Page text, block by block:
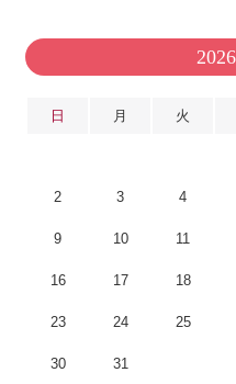
日 月 火
2 3 4
9 10 11
16 17 18
23 24 25
30 31